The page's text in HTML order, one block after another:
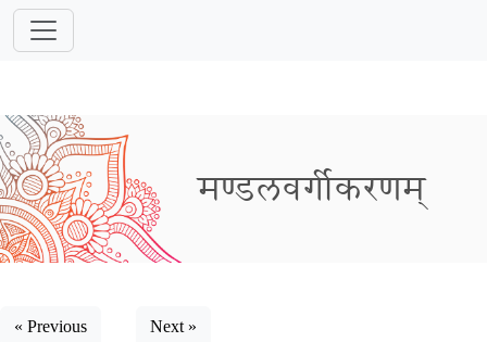
मण्डलवर्गीकरणम्
« Previous Next »